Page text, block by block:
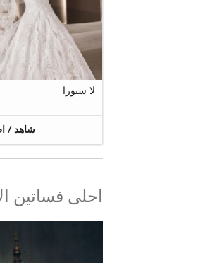
21
لا سبوزا
شاهد /
احلى فساتين